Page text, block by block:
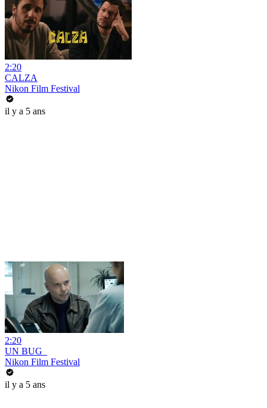
2:20
CALZA
Nikon Film Festival
il y a 5 ans
2:20
UN BUG_
Nikon Film Festival
il y a 5 ans